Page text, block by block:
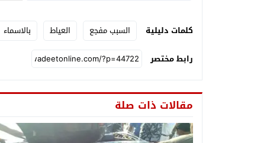
كلمات دليلية السبب مفجع العياط بالاسماء
رابط مختصر
مقالات ذات صلة